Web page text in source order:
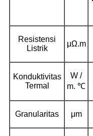
Resistensi
Listrik
μΩ.m
Konduktivitas
Termal
W /
m. ℃
Granularitas μm